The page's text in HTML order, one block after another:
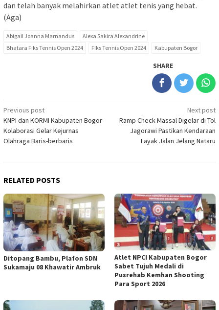
dan telah banyak melahirkan atlet atlet tenis yang hebat.
(Aga)
Abigail Joanna Marnandus
Alexa Sakira Alexandrine
Bhatara Fiks Tennis Open 2024
FIks Tennis Open 2024 Kabupaten Bogor
SHARE
Post
navigation
Previous post
KNPI dan KORMI Kabupaten Bogor
Kolaborasi Gelar Kejurnas
Olahraga Baris-berbaris
Next post
Ramp Check Massal Digelar di Tol
Jagorawi Pastikan Kendaraan
Layak Jalan Jelang Nataru
RELATED POSTS
Ditopang Bambu, Plafon SDN
Sukamaju 08 Khawatir Ambruk
Atlet NPCI Kabupaten Bogor
Sabet Tujuh Medali di
Pusrehab Kemhan Shooting
Para Sport 2026